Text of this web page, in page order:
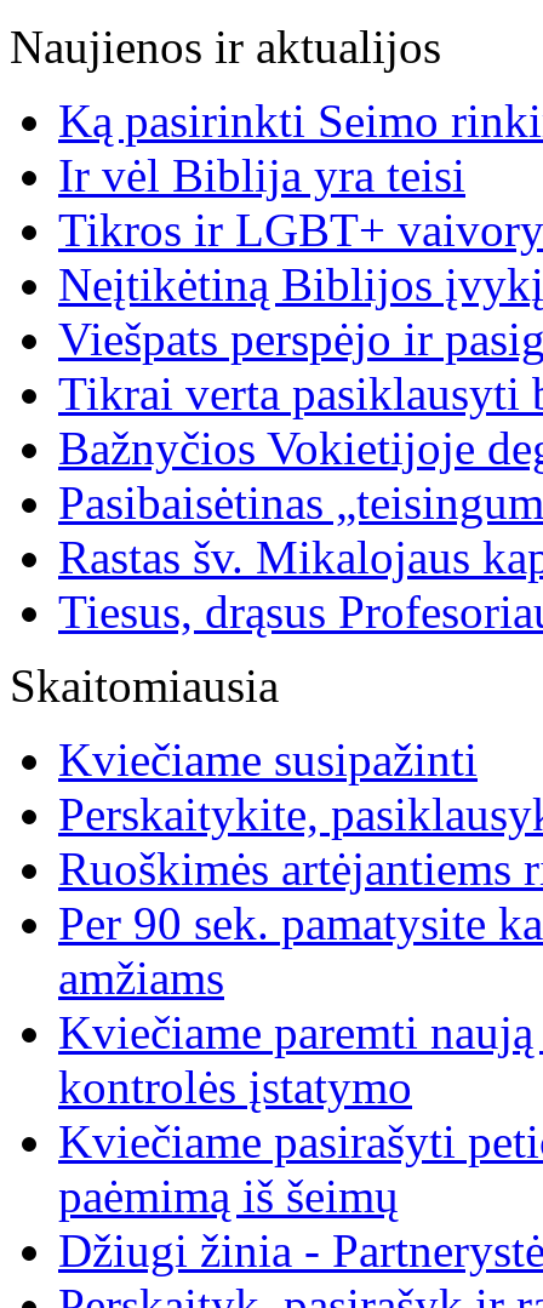
Naujienos ir aktualijos
Ką pasirinkti Seimo
Ir vėl Biblija yra teisi
Tikros ir LGBT+
Neįtikėtiną Biblijos
Viešpats perspėjo ir
Tikrai verta pasiklausyti
Bažnyčios Vokietijoje
Pasibaisėtinas
Rastas šv. Mikalojaus
Tiesus, drąsus
Skaitomiausia
Kviečiame susipažinti
Perskaitykite,
Ruoškimės
Per 90 sek. pamatysite
amžiams
Kviečiame paremti
kontrolės įstatymo
Kviečiame pasirašyti
paėmimą iš šeimų
Džiugi žinia -